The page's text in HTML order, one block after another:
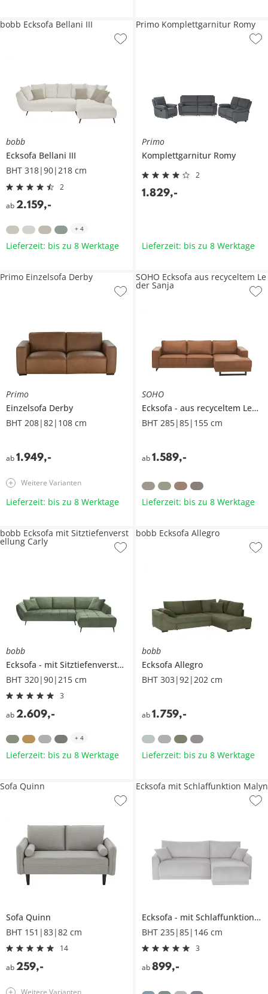
bobb
Ecksofa Bellani III
BHT 318|90|218 cm
2
ab 2.159,-
bobb Ecksofa Bellani III
+ 4
Lieferzeit: bis zu 8 Werktage
Primo
Komplettgarnitur Romy
2
1.829,-
Primo Komplettgarnitur Romy
Lieferzeit: bis zu 8 Werktage
Primo
Einzelsofa Derby
BHT 208|82|108 cm
ab1.949,-
Primo Einzelsofa Derby
Weitere Varianten
Lieferzeit: bis zu 8 Werktage
SOHO
Ecksofa
aus recyceltem Leder
BHT 285|85|155 cm
ab 1.589,-
SOHO Ecksofa aus recyceltem Le
der Sanja
Lieferzeit: bis zu 8 Werktage
bobb
Ecksofa
mit Sitztiefenverstellung
Carly
BHT 320|90|215 cm
3
ab 2.609,-
bobb Ecksofa mit Sitztiefenverst
ellung Carly
+ 4
Lieferzeit: bis zu 8 Werktage
bobb
Ecksofa Allegro
BHT 303|92|202 cm
ab 1.759,-
bobb Ecksofa Allegro
Lieferzeit: bis zu 8 Werktage
Sofa Quinn
BHT 151|83|82 cm
14
ab 259,-
Sofa Quinn
Weitere Varianten
Ecksofa mit Schlaffunktion
BHT 235|85|146 cm
3
ab 899,-
Ecksofa mit Schlaffunktion Malyn